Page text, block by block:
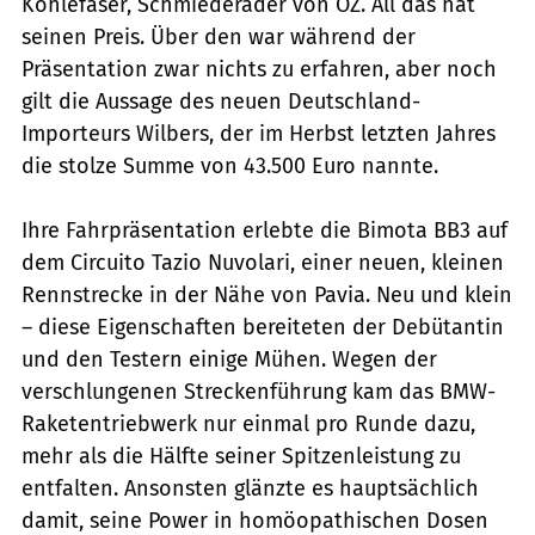
seinen Preis. Über den war während der
Präsentation zwar nichts zu erfahren, aber noch
gilt die Aussage des neuen Deutschland-
Importeurs Wilbers, der im Herbst letzten Jahres
die stolze Summe von 43.500 Euro nannte.
Ihre Fahrpräsentation erlebte die Bimota BB3 auf
dem Circuito Tazio Nuvolari, einer neuen, kleinen
Rennstrecke in der Nähe von Pavia. Neu und klein
– diese Eigenschaften bereiteten der Debütantin
und den Testern einige Mühen. Wegen der
verschlungenen Streckenführung kam das BMW-
Raketentriebwerk nur einmal pro Runde dazu,
mehr als die Hälfte seiner Spitzenleistung zu
entfalten. Ansonsten glänzte es hauptsächlich
damit, seine Power in homöopathischen Dosen